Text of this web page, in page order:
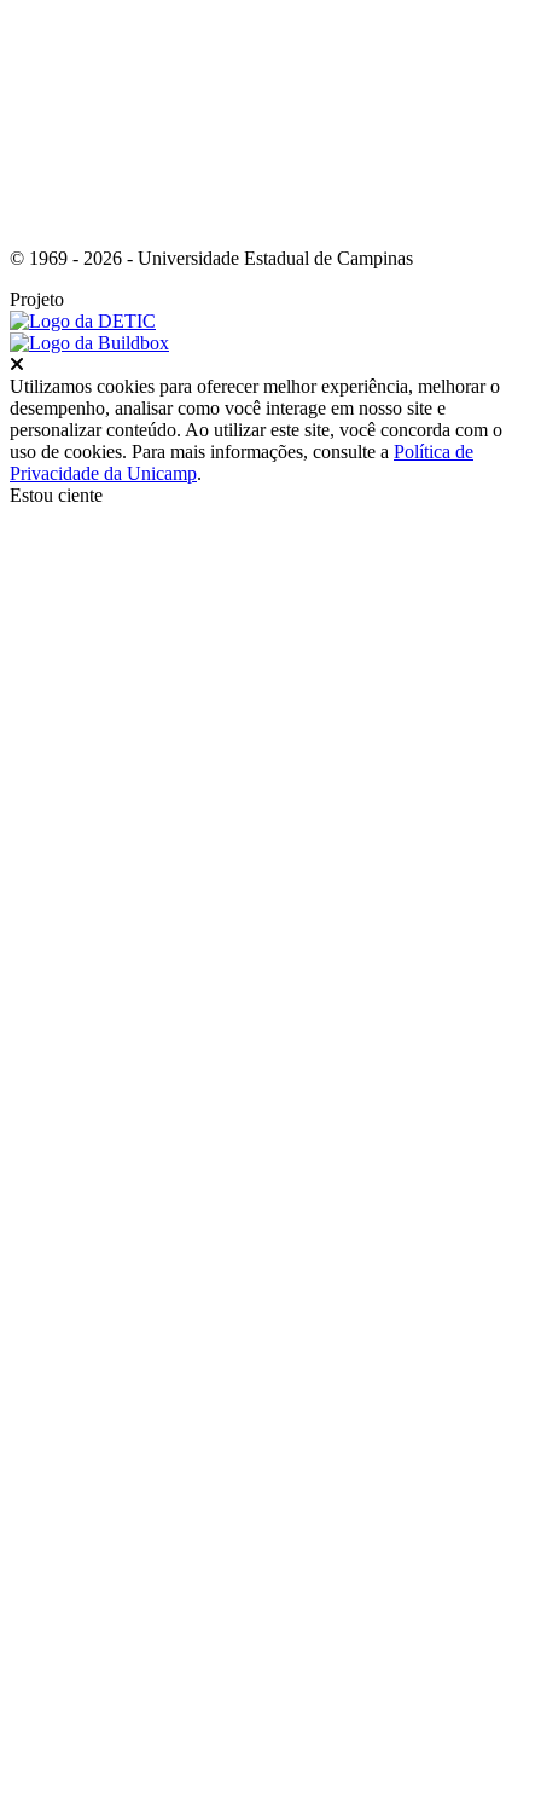
© 1969 - 2026 - Universidade Estadual de Campinas
Projeto
Utilizamos cookies para oferecer melhor experiência, melhorar o
desempenho, analisar como você interage em nosso site e
personalizar conteúdo. Ao utilizar este site, você concorda com o
uso de cookies. Para mais informações, consulte a Política de
Privacidade da Unicamp.
Estou ciente